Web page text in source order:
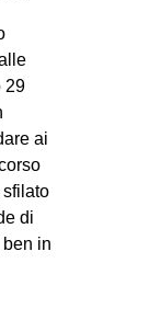
29
ai
sfilato
di
in